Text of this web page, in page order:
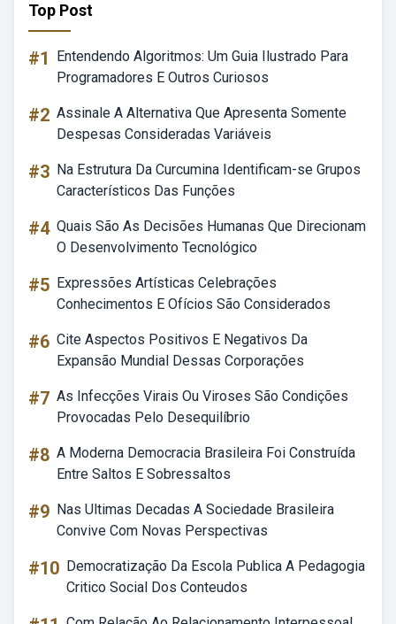
Top Post
#1
Entendendo Algoritmos: Um Guia Ilustrado Para
Programadores E Outros Curiosos
#2 Assinale A Alternativa Que Apresenta Somente
Despesas Consideradas Variáveis
#3 Na Estrutura Da Curcumina Identificam-se Grupos
Característicos Das Funções
#4 Quais São As Decisões Humanas Que Direcionam
O Desenvolvimento Tecnológico
#5 Expressões Artísticas Celebrações
Conhecimentos E Ofícios São Considerados
#6 Cite Aspectos Positivos E Negativos Da
Expansão Mundial Dessas Corporações
#7 As Infecções Virais Ou Viroses São Condições
Provocadas Pelo Desequilíbrio
#8 A Moderna Democracia Brasileira Foi Construída
Entre Saltos E Sobressaltos
#9 Nas Ultimas Decadas A Sociedade Brasileira
Convive Com Novas Perspectivas
#10 Democratização Da Escola Publica A Pedagogia
Critico Social Dos Conteudos